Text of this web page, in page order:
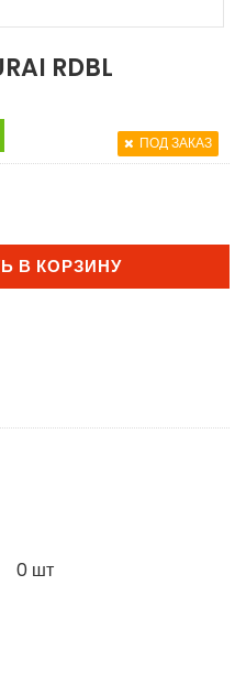
RDBL
ПОД ЗАКАЗ
В КОРЗИНУ
0 шт